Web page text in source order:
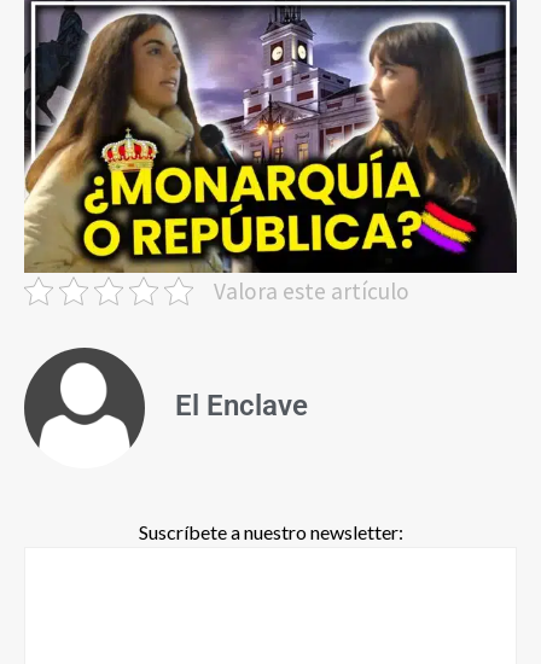
Valora este artículo
El Enclave
Suscríbete a nuestro newsletter: